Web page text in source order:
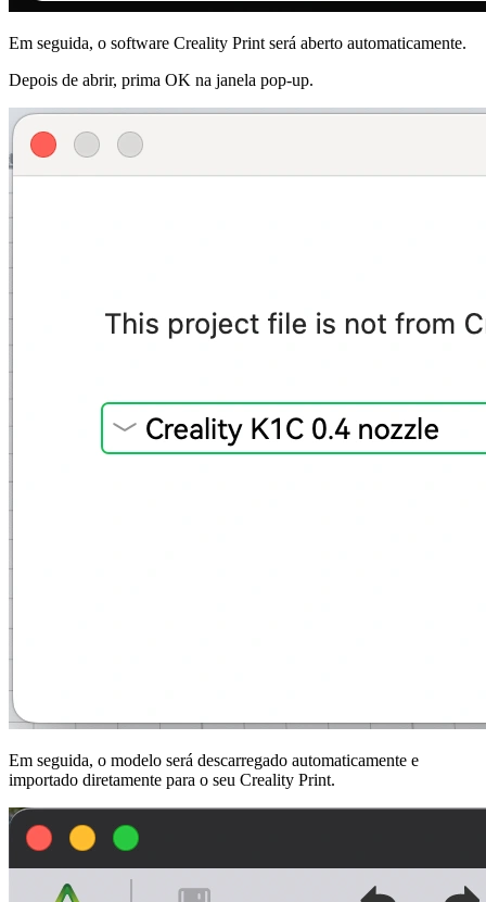
Em seguida, o software Creality Print será aberto automaticamente.
Depois de abrir, prima OK na janela pop-up.
Em seguida, o modelo será descarregado automaticamente e
importado diretamente para o seu Creality Print.